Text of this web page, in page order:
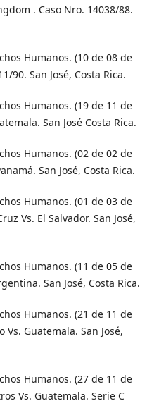
. Caso Nro. 14038/88.
Humanos. (10 de 08 de
90. San José, Costa Rica.
Humanos. (19 de 11 de
San José Costa Rica.
Humanos. (02 de 02 de
San José, Costa Rica.
Humanos. (01 de 03 de
Vs. El Salvador. San José,
Humanos. (11 de 05 de
San José, Costa Rica.
Humanos. (21 de 11 de
Guatemala. San José,
Humanos. (27 de 11 de
Vs. Guatemala. Serie C